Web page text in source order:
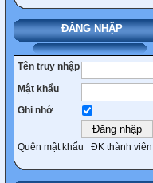
sắp xếp
Sức khỏe, bài thuốc hay
Ngân hàng ‘khai tử’
nickname tài khoản từ 1/4
Thêm 4 nhóm được hưởng
chính sách nghỉ hưu trước
tuổi theo Nghị định 178
ĐĂNG NHẬP
Tên truy nhập
Mật khẩu
Ghi nhớ
Quên mật khẩu ĐK thành viên